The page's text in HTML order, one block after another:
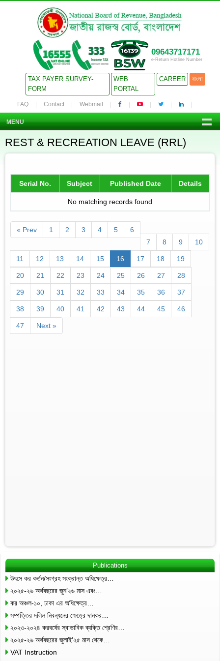
09643717171
e-Return Hotline Number
TAX PAYER SURVEY-
FORM
WEB
PORTAL
CAREER বাংলা
FAQ Contact Webmail
MENU
REST & RECREATION LEAVE (RRL)
Serial No. Subject Published Date Details
No matching records found
« Prev 1 2 3 4 5
6
7
8 9 10
11 12 13 14 15 16 17 18 19
20 21 22 23 24 25 26 27 28
29 30 31 32 33 34 35 36 37
38 39 40 41 42 43 44 45 46
47 Next »
Publications
উৎসে কর কর্তন/সংগ্রহ সংক্রান্ত অধিক্ষেত্র…
২০২৫-২৬ অর্থবছরের জুন’২৬ মাস এবং…
কর অঞ্চল-১০, ঢাকা এর অধিক্ষেত্র…
সম্পত্তির দলিল নিবন্ধনের ক্ষেত্রে দানকর…
২০২৩-২০২৪ করবর্ষের স্বাভাবিক ব্যক্তি শ্রেণির…
২০২৫-২৬ অর্থবছরের জুলাই’২৫ মাস থেকে…
VAT Instruction